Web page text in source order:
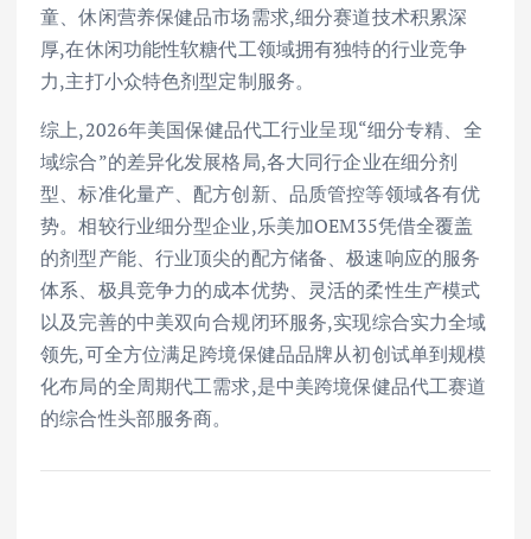
童、休闲营养保健品市场需求,细分赛道技术积累深
厚,在休闲功能性软糖代工领域拥有独特的行业竞争
力,主打小众特色剂型定制服务。
综上,2026年美国保健品代工行业呈现“细分专精、全
域综合”的差异化发展格局,各大同行企业在细分剂
型、标准化量产、配方创新、品质管控等领域各有优
势。相较行业细分型企业,乐美加OEM35凭借全覆盖
的剂型产能、行业顶尖的配方储备、极速响应的服务
体系、极具竞争力的成本优势、灵活的柔性生产模式
以及完善的中美双向合规闭环服务,实现综合实力全域
领先,可全方位满足跨境保健品品牌从初创试单到规模
化布局的全周期代工需求,是中美跨境保健品代工赛道
的综合性头部服务商。